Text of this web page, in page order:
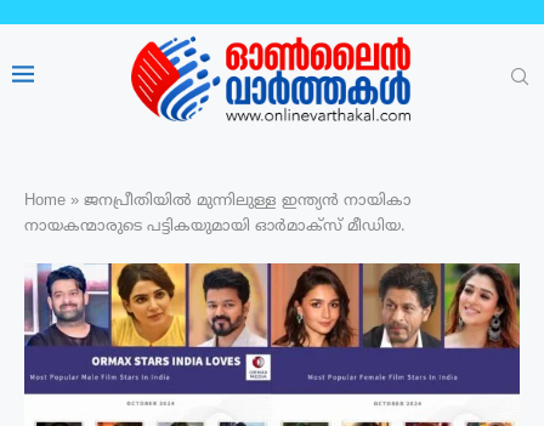
Home » ജനപ്രീതിയില്‍ മുന്നിലുള്ള ഇന്ത്യൻ നായികാ
നായകന്മാരുടെ പട്ടികയുമായി ഓർമാക്‌സ് മീഡിയ.